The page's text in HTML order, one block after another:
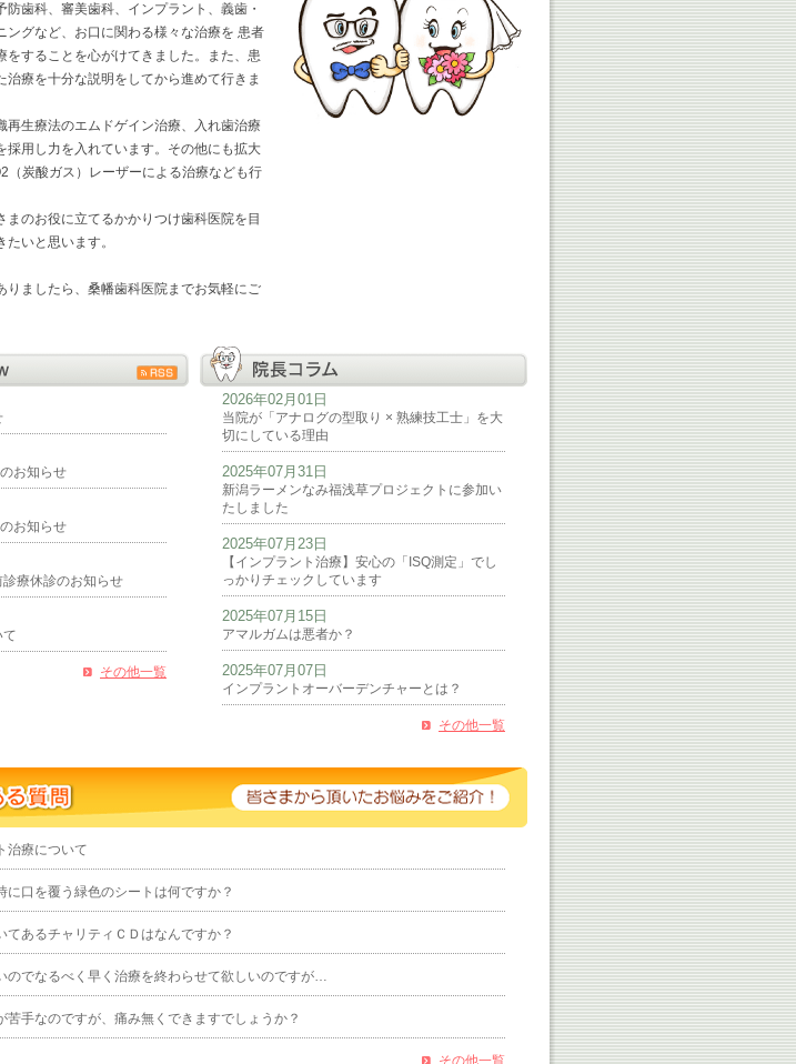
防歯科、審美歯科、インプラント、義歯・
ングなど、お口に関わる様々な治療を 患者
をすることを心がけてきました。また、患
治療を十分な説明をしてから進めて行きま
再生療法のエムドゲイン治療、入れ歯治療
採用し力を入れています。その他にも拡大
（炭酸ガス）レーザーによる治療なども行
まのお役に立てるかかりつけ歯科医院を目
いと思います。
りましたら、桑幡歯科医院までお気軽にご
お知らせ
お知らせ
診療休診のお知らせ
て
その他一覧
2026年02月01日
当院が「アナログの型取り × 熟練技工士」を大
切にしている理由
2025年07月31日
新潟ラーメンなみ福浅草プロジェクトに参加い
たしました
2025年07月23日
【インプラント治療】安心の「ISQ測定」でし
っかりチェックしています
2025年07月15日
アマルガムは悪者か？
2025年07月07日
インプラントオーバーデンチャーとは？
その他一覧
治療について
に口を覆う緑色のシートは何ですか？
てあるチャリティＣＤはなんですか？
のでなるべく早く治療を終わらせて欲しいのですが…
苦手なのですが、痛み無くできますでしょうか？
その他一覧